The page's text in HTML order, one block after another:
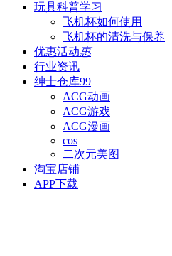
玩具科普学习
飞机杯如何使用
飞机杯的清洗与保养
优惠活动惠
行业资讯
绅士仓库99
ACG动画
ACG游戏
ACG漫画
cos
二次元美图
淘宝店铺
APP下载